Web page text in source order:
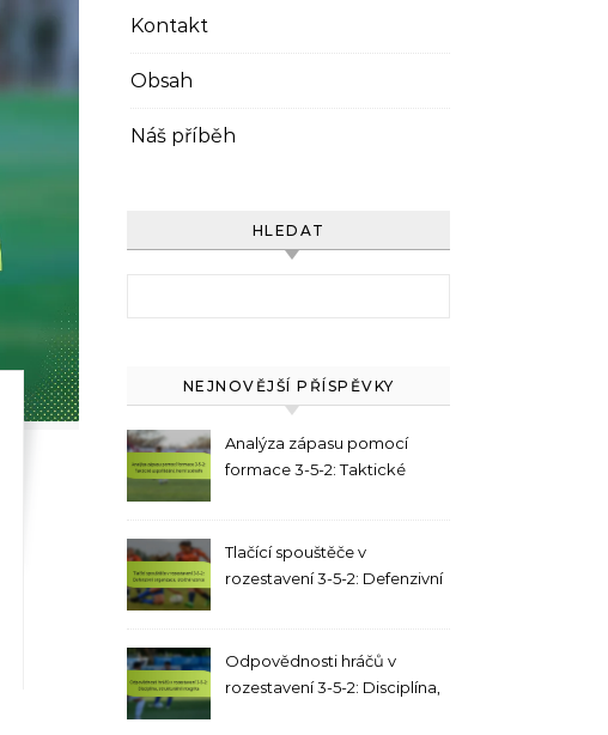
Kontakt
Obsah
Náš příběh
HLEDAT
NEJNOVĚJŠÍ PŘÍSPĚVKY
Analýza zápasu pomocí
formace 3-5-2: Taktické
Tlačící spouštěče v
rozestavení 3-5-2: Defenzivní
Odpovědnosti hráčů v
rozestavení 3-5-2: Disciplína,